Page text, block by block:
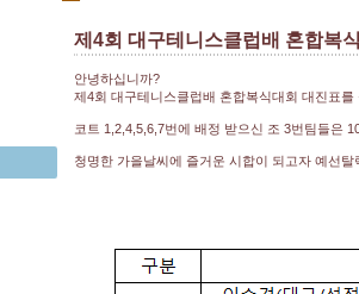
제4회 대구테니스클럽배 혼합복
안녕하십니까?
제4회 대구테니스클럽배 혼합복식대회 대진표를
코트 1,2,4,5,6,7번에 배정 받으신 조 3번팀들은
청명한 가을날씨에 즐거운 시합이 되고자 예선